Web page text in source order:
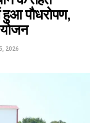
पौधरोपण,
2026